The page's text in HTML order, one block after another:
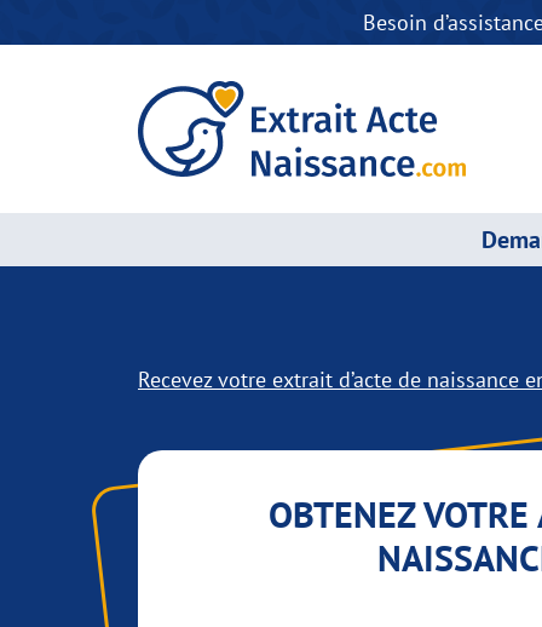
Besoin
Recevez votre extrait d’acte de naissance
OBTENEZ VOTRE